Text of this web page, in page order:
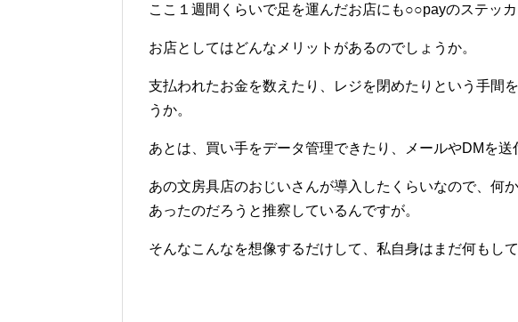
ここ１週間くらいで足を運んだお店にも○○payのステッ
お店としてはどんなメリットがあるのでしょうか。
支払われたお金を数えたり、レジを閉めたりという手間
うか。
あとは、買い手をデータ管理できたり、メールやDMを送
あの文房具店のおじいさんが導入したくらいなので、何
あったのだろうと推察しているんですが。
そんなこんなを想像するだけして、私自身はまだ何もして